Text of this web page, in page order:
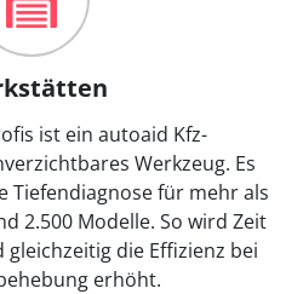
ist ein autoaid Kfz-
Werkzeug. Es
Tiefendiagnose für mehr als
2.500 Modelle. So wird Zeit
die Effizienz bei
erhöht.